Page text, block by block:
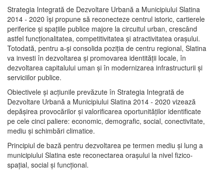
Strategia Integrată de Dezvoltare Urbană a Municipiului Slatina
2014 - 2020 își propune să reconecteze centrul istoric, cartierele
periferice şi spaţiile publice majore la circuitul urban, crescând
astfel funcţionalitatea, competitivitatea şi atractivitatea oraşului.
Totodată, pentru a-şi consolida poziţia de centru regional, Slatina
va investi în dezvoltarea şi promovarea identităţii locale, în
dezvoltarea capitalului uman şi în modernizarea infrastructurii şi
serviciilor publice.
Obiectivele şi acţiunile prevăzute în Strategia Integrată de
Dezvoltare Urbană a Municipiului Slatina 2014 - 2020 vizează
depășirea provocărilor şi valorificarea oportunităţilor identificate
pe cele cinci paliere: economic, demografic, social, conectivitate,
mediu şi schimbări climatice.
Principiul de bază pentru dezvoltarea pe termen mediu şi lung a
municipiului Slatina este reconectarea oraşului la nivel fizico-
spaţial, social şi funcţional.